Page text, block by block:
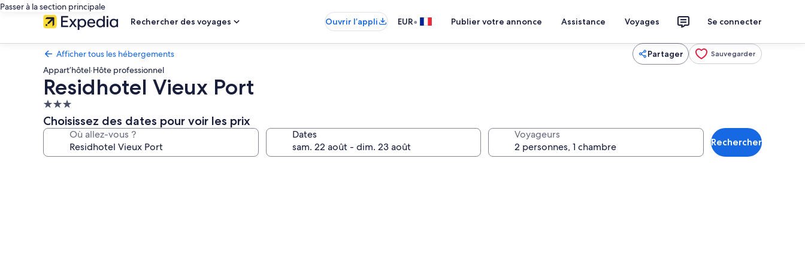
Passer à la section principale
Rechercher des voyages
Ouvrir l’appli EUR• Publier votre annonce Assistance Voyages Se connecter
Afficher tous les hébergements Partager Sauvegarder
Appart’hôtel·Hôte professionnel
Residhotel Vieux Port
Hébergement
3.0 étoiles
Choisissez des dates pour voir les prix
Où allez-vous ? Dates Voyageurs
Rechercher